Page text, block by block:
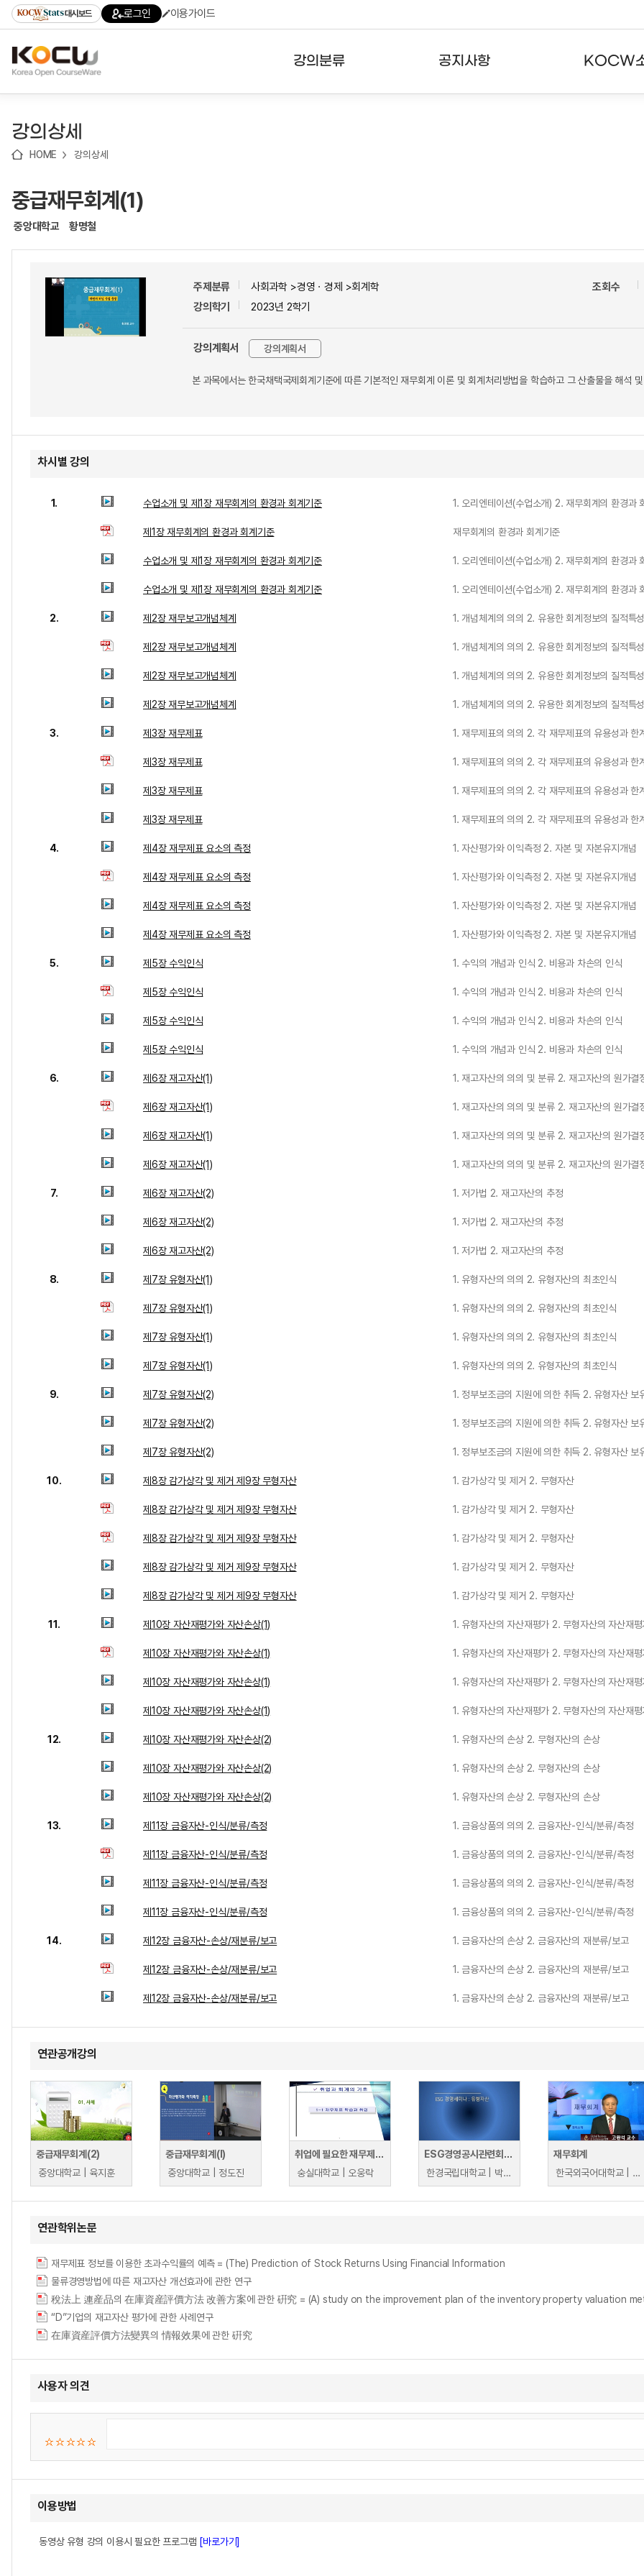
기
기
기
content)
가
대시보드 로그인 이용가이드
강의분류 공지사항 KOCW
강의상세
HOME 강의상세
중급재무회계(1)
중앙대학교 황명철
주제분류
사회과학 >경영ㆍ경제 >회계학
강의학기
2023년 2학기
조회수
강의계획서 강의계획서
본 과목에서는 한국채택국제회계기준에 따른 기본적인 재무회계 이론 및 회계처리방법을 학습하고 그 산출물을 해석
차시별 강의
1. 수업소개 및 제1장 재무회계의 환경과 회계기준 1. 오리엔테이션(수업소개) 2. 재무회계의 환경과
제1장 재무회계의 환경과 회계기준 재무회계의 환경과 회계기준
수업소개 및 제1장 재무회계의 환경과 회계기준 1. 오리엔테이션(수업소개) 2. 재무회계의 환경과
수업소개 및 제1장 재무회계의 환경과 회계기준 1. 오리엔테이션(수업소개) 2. 재무회계의 환경과
2. 제2장 재무보고개념체계 1. 개념체계의 의의 2. 유용한 회계정보의 질적특성
제2장 재무보고개념체계 1. 개념체계의 의의 2. 유용한 회계정보의 질적특성
제2장 재무보고개념체계 1. 개념체계의 의의 2. 유용한 회계정보의 질적특성
제2장 재무보고개념체계 1. 개념체계의 의의 2. 유용한 회계정보의 질적특성
3. 제3장 재무제표 1. 재무제표의 의의 2. 각 재무제표의 유용성과 한계
제3장 재무제표 1. 재무제표의 의의 2. 각 재무제표의 유용성과 한계
제3장 재무제표 1. 재무제표의 의의 2. 각 재무제표의 유용성과 한계
제3장 재무제표 1. 재무제표의 의의 2. 각 재무제표의 유용성과 한계
4. 제4장 재무제표 요소의 측정 1. 자산평가와 이익측정 2. 자본 및 자본유지개념
제4장 재무제표 요소의 측정 1. 자산평가와 이익측정 2. 자본 및 자본유지개념
제4장 재무제표 요소의 측정 1. 자산평가와 이익측정 2. 자본 및 자본유지개념
제4장 재무제표 요소의 측정 1. 자산평가와 이익측정 2. 자본 및 자본유지개념
5. 제5장 수익인식 1. 수익의 개념과 인식 2. 비용과 차손의 인식
제5장 수익인식 1. 수익의 개념과 인식 2. 비용과 차손의 인식
제5장 수익인식 1. 수익의 개념과 인식 2. 비용과 차손의 인식
제5장 수익인식 1. 수익의 개념과 인식 2. 비용과 차손의 인식
6. 제6장 재고자산(1) 1. 재고자산의 의의 및 분류 2. 재고자산의 원가결
제6장 재고자산(1) 1. 재고자산의 의의 및 분류 2. 재고자산의 원가결
제6장 재고자산(1) 1. 재고자산의 의의 및 분류 2. 재고자산의 원가결
제6장 재고자산(1) 1. 재고자산의 의의 및 분류 2. 재고자산의 원가결
7. 제6장 재고자산(2) 1. 저가법 2. 재고자산의 추정
제6장 재고자산(2) 1. 저가법 2. 재고자산의 추정
제6장 재고자산(2) 1. 저가법 2. 재고자산의 추정
8. 제7장 유형자산(1) 1. 유형자산의 의의 2. 유형자산의 최초인식
제7장 유형자산(1) 1. 유형자산의 의의 2. 유형자산의 최초인식
제7장 유형자산(1) 1. 유형자산의 의의 2. 유형자산의 최초인식
제7장 유형자산(1) 1. 유형자산의 의의 2. 유형자산의 최초인식
9. 제7장 유형자산(2) 1. 정부보조금의 지원에 의한 취득 2. 유형자산 보
제7장 유형자산(2) 1. 정부보조금의 지원에 의한 취득 2. 유형자산 보
제7장 유형자산(2) 1. 정부보조금의 지원에 의한 취득 2. 유형자산 보
10. 제8장 감가상각 및 제거 제9장 무형자산 1. 감가상각 및 제거 2. 무형자산
제8장 감가상각 및 제거 제9장 무형자산 1. 감가상각 및 제거 2. 무형자산
제8장 감가상각 및 제거 제9장 무형자산 1. 감가상각 및 제거 2. 무형자산
제8장 감가상각 및 제거 제9장 무형자산 1. 감가상각 및 제거 2. 무형자산
제8장 감가상각 및 제거 제9장 무형자산 1. 감가상각 및 제거 2. 무형자산
11. 제10장 자산재평가와 자산손상(1) 1. 유형자산의 자산재평가 2. 무형자산의 자산재평
제10장 자산재평가와 자산손상(1) 1. 유형자산의 자산재평가 2. 무형자산의 자산재평
제10장 자산재평가와 자산손상(1) 1. 유형자산의 자산재평가 2. 무형자산의 자산재평
제10장 자산재평가와 자산손상(1) 1. 유형자산의 자산재평가 2. 무형자산의 자산재평
12. 제10장 자산재평가와 자산손상(2) 1. 유형자산의 손상 2. 무형자산의 손상
제10장 자산재평가와 자산손상(2) 1. 유형자산의 손상 2. 무형자산의 손상
제10장 자산재평가와 자산손상(2) 1. 유형자산의 손상 2. 무형자산의 손상
13. 제11장 금융자산-인식/분류/측정 1. 금융상품의 의의 2. 금융자산-인식/분류/측정
제11장 금융자산-인식/분류/측정 1. 금융상품의 의의 2. 금융자산-인식/분류/측정
제11장 금융자산-인식/분류/측정 1. 금융상품의 의의 2. 금융자산-인식/분류/측정
제11장 금융자산-인식/분류/측정 1. 금융상품의 의의 2. 금융자산-인식/분류/측정
14. 제12장 금융자산-손상/재분류/보고 1. 금융자산의 손상 2. 금융자산의 재분류/보고
제12장 금융자산-손상/재분류/보고 1. 금융자산의 손상 2. 금융자산의 재분류/보고
제12장 금융자산-손상/재분류/보고 1. 금융자산의 손상 2. 금융자산의 재분류/보고
연관공개강의
중급재무회계(2)
중앙대학교 | 육지훈
중급재무회계(Ⅰ)
중앙대학교 | 정도진
취업에 필요한 재무제표 이해
숭실대학교 | 오웅락
ESG경영공시관련회계시술(유형자산,무형자산,투자부동산)
한경국립대학교 | 박성종
재무회계
한국외국어대학교 | 고완석
연관학위논문
재무제표 정보를 이용한 초과수익률의 예측 = (The) Prediction of Stock Returns Using Financial Information
물류경영방법에 따른 재고자산 개선효과에 관한 연구
稅法上 連産品의 在庫資産評價方法 改善方案에 관한 硏究 = (A) study on the improvement plan of the inventory property valuation
“D”기업의 재고자산 평가에 관한 사례연구
在庫資産評價方法變異의 情報效果에 관한 硏究
사용자 의견
이용방법
동영상 유형 강의 이용시 필요한 프로그램 [바로가기]